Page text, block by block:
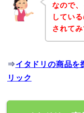
なので
してい
されて
⇒イタドリの商品を
リック